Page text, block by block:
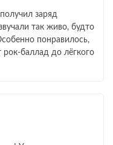
заряд
так живо, будто
понравилось,
до лёгкого